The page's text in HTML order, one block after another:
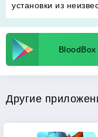
установки из
Другие